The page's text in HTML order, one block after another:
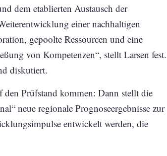
dem etablierten Austausch der
einer nachhaltigen
gepoolte Ressourcen und eine
von Kompetenzen“, stellt Larsen fest.
diskutiert.
Prüfstand kommen: Dann stellt die
neue regionale Prognoseergebnisse zur
entwickelt werden, die